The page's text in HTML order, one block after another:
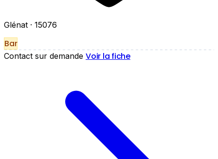
Glénat · 15076
Bar
Contact sur demande Voir la fiche